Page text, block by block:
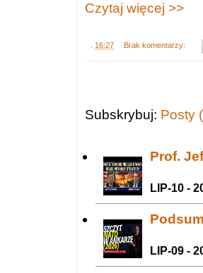
Czytaj więcej >>
16:27 Brak komentarzy:
Subskrybuj: Posty
Prof.
LIP-10 -
LIP-09 -